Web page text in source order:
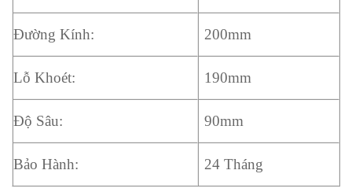
Đường Kính: 200mm
Lỗ Khoét: 190mm
Độ Sâu: 90mm
Bảo Hành: 24 Tháng